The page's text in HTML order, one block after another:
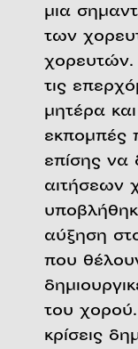
μια
των
τις
μητέρα
εκπομπές
επίσης
αιτήσεων
αύξηση
που
του
κρίσεις